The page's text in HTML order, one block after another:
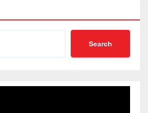
Search